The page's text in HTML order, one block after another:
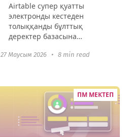
Airtable супер қуатты
электронды кестеден
толыққанды бұлттық
деректер базасына
кеңейтілген
Көптеген компаниялар
қазір артық жүктелген
интерфейс, рөлге...
27 Маусым 2026 • 8 min read
ПМ МЕКТЕП